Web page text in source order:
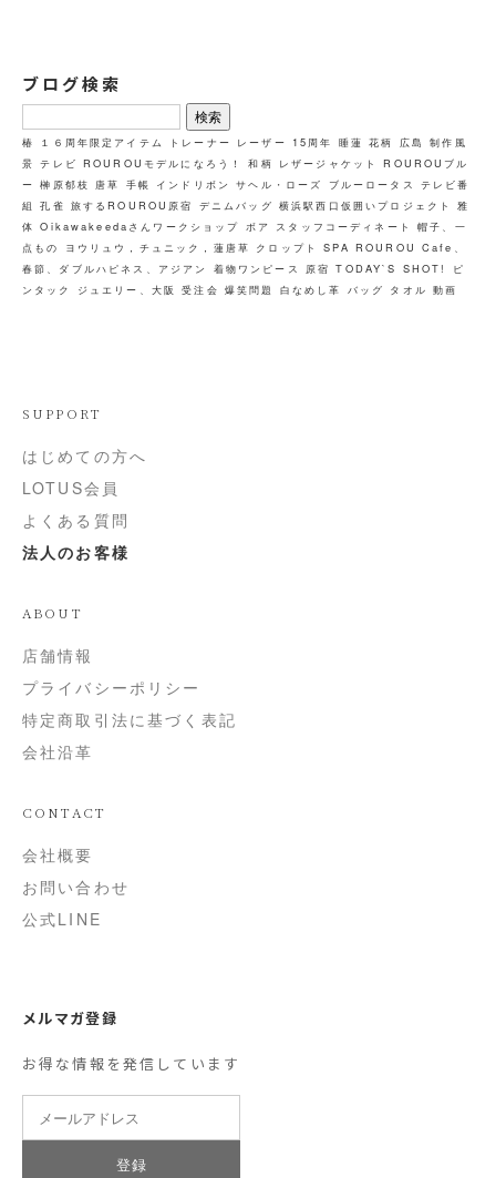
ブログ検索
検
索:
椿 １６周年限定アイテム トレーナー レーザー 15周年 睡蓮 花柄 広島 制作風
景 テレビ ROUROUモデルになろう！ 和柄 レザージャケット
ROUROUブル
ー 榊原郁枝 唐草 手帳 インドリボン サヘル・ローズ ブルーロータス
テレビ番
組 孔雀 旅するROUROU原宿 デニムバッグ 横浜駅西口仮囲いプロジェクト
雅
体 Oikawakeedaさんワークショップ ボア スタッフコーディネート
帽子、一
点もの
ヨウリュウ，チュニック，蓮唐草 クロップト SPA ROUROU Cafe、
春節、ダブルハピネス、アジアン
着物ワンピース 原宿 TODAY`S SHOT!
ピ
ンタック
ジュエリー、大阪 受注会 爆笑問題 白なめし革 バッグ タオル 動画
SUPPORT
はじめての方へ
LOTUS会員
よくある質問
法人のお客様
ABOUT
店舗情報
プライバシーポリシー
特定商取引法に基づく表記
会社沿革
CONTACT
会社概要
お問い合わせ
公式LINE
メルマガ登録
お得な情報を発信しています
登録